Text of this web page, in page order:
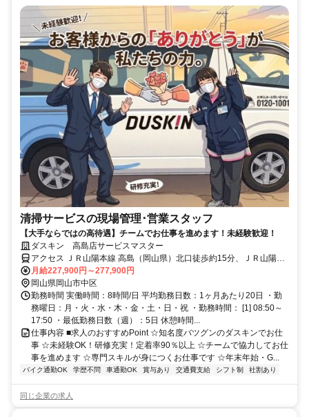
清掃サービスの現場管理･営業スタッフ
【大手ならではの高待遇】チームでお仕事を進めます！未経験歓迎！
ダスキン 高島店サービスマスター
アクセス ＪＲ山陽本線 高島（岡山県）北口徒歩約15分、ＪＲ山陽本
線 西川原徒歩約19分、ＪＲ津山線 法界院徒歩約34分 高島（岡山県）
(ＪＲ山陽本線)北口(約15分)
月給227,900円～277,900円
岡山県岡山市中区
勤務時間 実働時間：8時間/日 平均勤務日数：1ヶ月あたり20日 ・勤
務曜日：月・火・水・木・金・土・日・祝 ・勤務時間： [1] 08:50～
17:50 ・最低勤務日数（週）：5日 休憩時間...
仕事内容 ■求人のおすすめPoint ☆知名度バツグンのダスキンでお仕
事 ☆未経験OK！研修充実！定着率90％以上 ☆チームで協力してお仕
事を進めます ☆専門スキルが身につくお仕事です ☆年末年始・G...
バイク通勤OK 学歴不問 車通勤OK 賞与あり 交通費支給 シフト制 社割あり
同じ企業の求人